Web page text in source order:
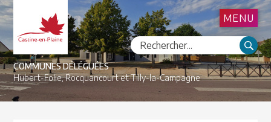
COMMUNES DÉLÉGUÉES
Hubert-Folie,Rocquancourt etTilly-la-Campagne
MENU